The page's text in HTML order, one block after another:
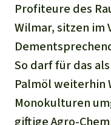
Profiteure des
Wilmar, sitzen im
So darf für das
Palmöl weiterhin
Monokulturen